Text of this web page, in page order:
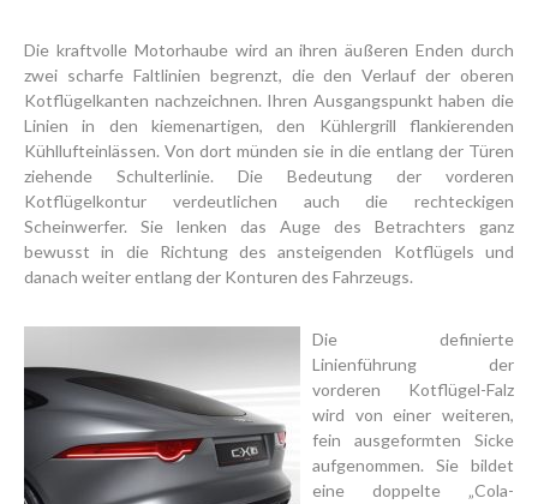
Die kraftvolle Motorhaube wird an ihren äußeren Enden durch
zwei scharfe Faltlinien begrenzt, die den Verlauf der oberen
Kotflügelkanten nachzeichnen. Ihren Ausgangspunkt haben die
Linien in den kiemenartigen, den Kühlergrill flankierenden
Kühllufteinlässen. Von dort münden sie in die entlang der Türen
ziehende Schulterlinie. Die Bedeutung der vorderen
Kotflügelkontur verdeutlichen auch die rechteckigen
Scheinwerfer. Sie lenken das Auge des Betrachters ganz
bewusst in die Richtung des ansteigenden Kotflügels und
danach weiter entlang der Konturen des Fahrzeugs.
Die definierte
Linienführung der
vorderen Kotflügel-Falz
wird von einer weiteren,
fein ausgeformten Sicke
aufgenommen. Sie bildet
eine doppelte „Cola-